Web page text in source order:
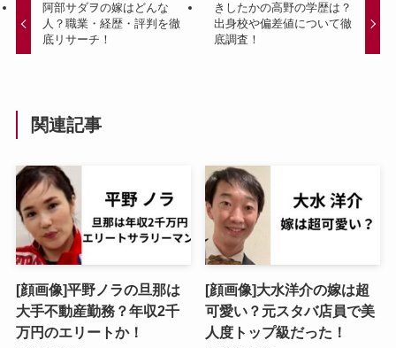
阿部サダヲの嫁はどんな
人？職業・経歴・評判を徹
底リサーチ！
きしたかの高野の学歴は？
出身校や偏差値について徹
底調査！
関連記事
[顔画像]平野ノラの旦那は
大手不動産勤務？年収2千
万円のエリートか！
[顔画像]大水洋介の嫁は超
可愛い？元スタバ店員で美
人度トップ級だった！